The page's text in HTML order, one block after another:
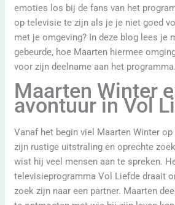
emoties los bij de fans van het
op televisie te zijn als je je niet goed
met je omgeving? In deze blog lees je
gebeurde, hoe Maarten hiermee
voor zijn deelname aan het programma.
Maarten Winter
avontuur in Vol
Vanaf het begin viel Maarten Winter
zijn rustige uitstraling en oprechte
wist hij veel mensen aan te spreken.
televisieprogramma Vol Liefde draait
zoek zijn naar een partner. Maarten